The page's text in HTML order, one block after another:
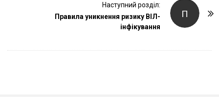
П
Наступний розділ:
Правила уникнення ризику ВІЛ-
інфікування